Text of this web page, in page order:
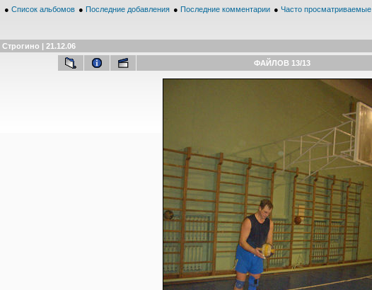
● Список альбомов ● Последние добавления ● Последние комментарии ● Часто просматриваемые
| 21.12.06
ФАЙЛОВ 13/13